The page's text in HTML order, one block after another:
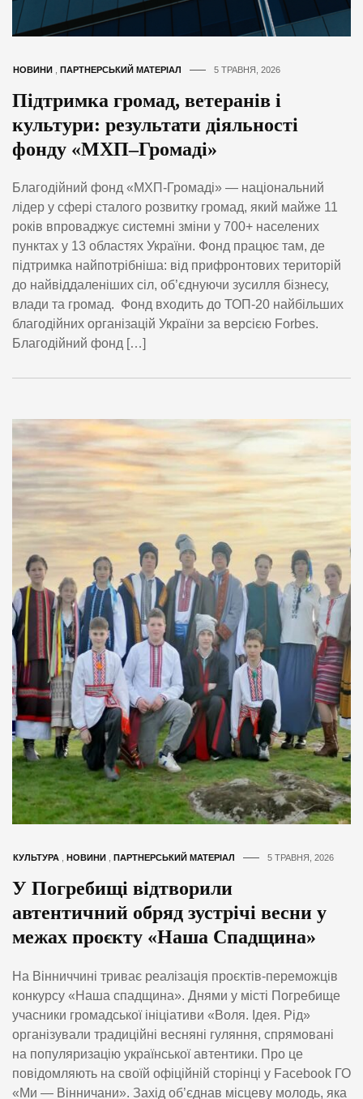
НОВИНИ ПАРТНЕРСЬКИЙ МАТЕРІАЛ 5 ТРАВНЯ, 2026
Підтримка громад, ветеранів і
культури: результати діяльності
фонду «МХП–Громаді»
Благодійний фонд «МХП-Громаді» — національний
лідер у сфері сталого розвитку громад, який майже 11
років впроваджує системні зміни у 700+ населених
пунктах у 13 областях України. Фонд працює там, де
підтримка найпотрібніша: від прифронтових територій
до найвіддаленіших сіл, об’єднуючи зусилля бізнесу,
влади та громад. Фонд входить до ТОП-20 найбільших
благодійних організацій України за версією Forbes.
Благодійний фонд […]
КУЛЬТУРА , НОВИНИ , ПАРТНЕРСЬКИЙ МАТЕРІАЛ 5 ТРАВНЯ, 2026
У Погребищі відтворили
автентичний обряд зустрічі весни у
межах проєкту «Наша Спадщина»
На Вінниччині триває реалізація проєктів-переможців
конкурсу «Наша спадщина». Днями у місті Погребище
учасники громадської ініціативи «Воля. Ідея. Рід»
організували традиційні весняні гуляння, спрямовані
на популяризацію української автентики. Про це
повідомляють на своїй офіційній сторінці у Facebook ГО
«Ми — Вінничани». Захід об’єднав місцеву молодь, яка